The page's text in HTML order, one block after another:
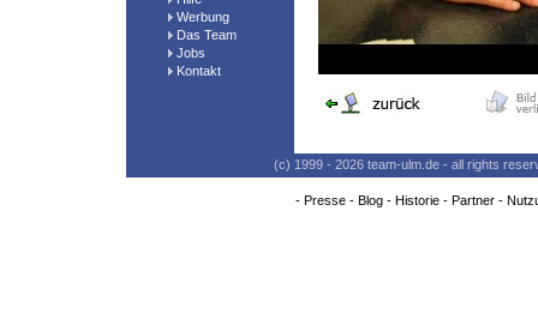
Werbung
Das Team
Jobs
Kontakt
(c) 1999 - 2026 team-ulm.de - all rights
- Presse- Blog- Historie- Partner-